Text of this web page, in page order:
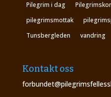
Pilegrim i dag
pilegrimsmottak
Tunsbergleden
vandring
Kontakt oss